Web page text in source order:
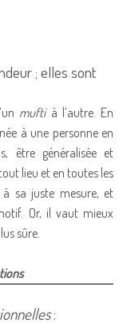
; elles sont
muftià l’autre. En
à une personne en
être généralisée et
lieu et en toutes les
sa juste mesure, et
Or, il vaut mieux
sûre.
: